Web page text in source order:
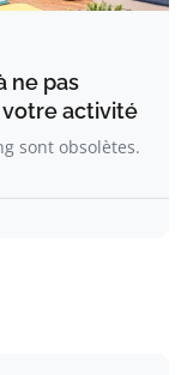
ne pas
votre activité
sont obsolètes.